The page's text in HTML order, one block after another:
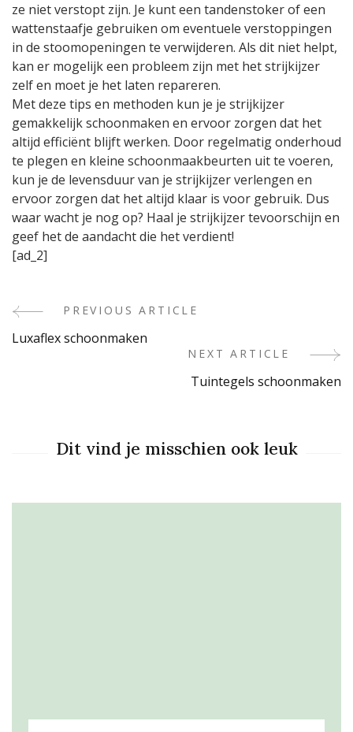
ze niet verstopt zijn. Je kunt een tandenstoker of een
wattenstaafje gebruiken om eventuele verstoppingen
in de stoomopeningen te verwijderen. Als dit niet helpt,
kan er mogelijk een probleem zijn met het strijkijzer
zelf en moet je het laten repareren.
Met deze tips en methoden kun je je strijkijzer
gemakkelijk schoonmaken en ervoor zorgen dat het
altijd efficiënt blijft werken. Door regelmatig onderhoud
te plegen en kleine schoonmaakbeurten uit te voeren,
kun je de levensduur van je strijkijzer verlengen en
ervoor zorgen dat het altijd klaar is voor gebruik. Dus
waar wacht je nog op? Haal je strijkijzer tevoorschijn en
geef het de aandacht die het verdient!
[ad_2]
PostPREVIOUS ARTICLE
Luxaflex schoonmaken
NEXT ARTICLE
Tuintegels schoonmaken
Dit vind je misschien ook leuk